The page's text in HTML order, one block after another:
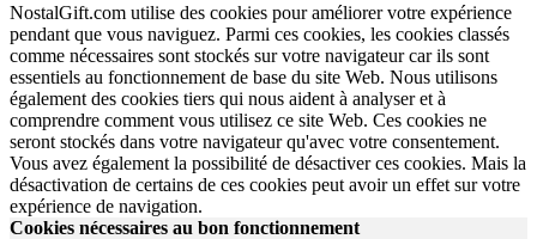
NostalGift.com utilise des cookies pour améliorer votre expérience
pendant que vous naviguez. Parmi ces cookies, les cookies classés
comme nécessaires sont stockés sur votre navigateur car ils sont
essentiels au fonctionnement de base du site Web. Nous utilisons
également des cookies tiers qui nous aident à analyser et à
comprendre comment vous utilisez ce site Web. Ces cookies ne
seront stockés dans votre navigateur qu'avec votre consentement.
Vous avez également la possibilité de désactiver ces cookies. Mais la
désactivation de certains de ces cookies peut avoir un effet sur votre
expérience de navigation.
Cookies nécessaires au bon fonctionnement